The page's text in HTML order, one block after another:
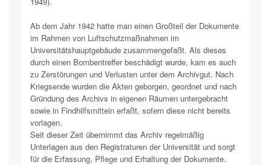
Ab dem Jahr 1942 hatte man einen Großteil der Dokumente
im Rahmen von Luftschutzmaßnahmen im
Universitätshauptgebäude zusammengefaßt. Als dieses
durch einen Bombentreffer beschädigt wurde, kam es auch
zu Zerstörungen und Verlusten unter dem Archivgut. Nach
Kriegsende wurden die Akten geborgen, geordnet und nach
Gründung des Archivs in eigenen Räumen untergebracht
sowie in Findhilfsmitteln erfaßt, sofern diese nicht bereits
vorlagen.
Seit dieser Zeit übernimmt das Archiv regelmäßig
Unterlagen aus den Registraturen der Universität und sorgt
für die Erfassung, Pflege und Erhaltung der Dokumente.